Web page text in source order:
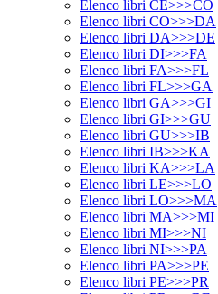
Elenco libri CE>>>CO
Elenco libri CO>>>DA
Elenco libri DA>>>DE
Elenco libri DI>>>FA
Elenco libri FA>>>FL
Elenco libri FL>>>GA
Elenco libri GA>>>GI
Elenco libri GI>>>GU
Elenco libri GU>>>IB
Elenco libri IB>>>KA
Elenco libri KA>>>LA
Elenco libri LE>>>LO
Elenco libri LO>>>MA
Elenco libri MA>>>MI
Elenco libri MI>>>NI
Elenco libri NI>>>PA
Elenco libri PA>>>PE
Elenco libri PE>>>PR